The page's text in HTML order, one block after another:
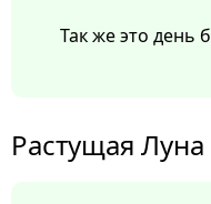
Так же это день
Растущая Луна